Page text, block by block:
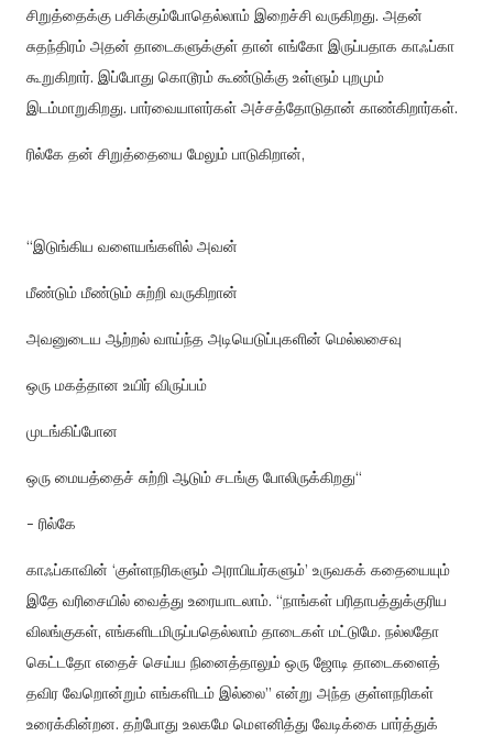
சிறுத்தைக்கு பசிக்கும்போதெல்லாம் இறைச்சி வருகிறது. அதன்
சுதந்திரம் அதன் தாடைகளுக்குள் தான் எங்கோ இருப்பதாக காஃப்கா
கூறுகிறார். இப்போது கொடூரம் கூண்டுக்கு உள்ளும் புறமும்
இடம்மாறுகிறது. பார்வையாளர்கள் அச்சத்தோடுதான் காண்கிறார்கள்.
ரில்கே தன் சிறுத்தையை மேலும் பாடுகிறான்,
“இடுங்கிய வளையங்களில் அவன்
மீண்டும் மீண்டும் சுற்றி வருகிறான்
அவனுடைய ஆற்றல் வாய்ந்த அடியெடுப்புகளின் மெல்லசைவு
ஒரு மகத்தான உயிர் விருப்பம்
முடங்கிப்போன
ஒரு மையத்தைச் சுற்றி ஆடும் சடங்கு போலிருக்கிறது“
- ரில்கே
காஃப்காவின் ‘குள்ளநரிகளும் அராபியர்களும்’ உருவகக் கதையையும்
இதே வரிசையில் வைத்து உரையாடலாம். “நாங்கள் பரிதாபத்துக்குரிய
விலங்குகள், எங்களிடமிருப்பதெல்லாம் தாடைகள் மட்டுமே. நல்லதோ
கெட்டதோ எதைச் செய்ய நினைத்தாலும் ஒரு ஜோடி தாடைகளைத்
தவிர வேறொன்றும் எங்களிடம் இல்லை” என்று அந்த குள்ளநரிகள்
உரைக்கின்றன. தற்போது உலகமே மௌனித்து வேடிக்கை பார்த்துக்